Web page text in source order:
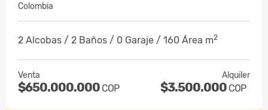
Colombia
2 Alcobas / 2 Baños / 0 Garaje / 160 Área m2
Venta
$650.000.000 COP
Alquiler
$3.500.000 COP